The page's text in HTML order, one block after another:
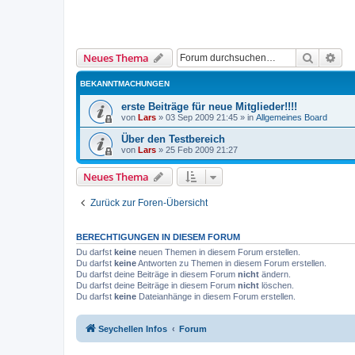
Neues Thema Suche
BEKANNTMACHUNGEN
erste Beiträge für neue Mitglieder!!!!
von Lars » 03 Sep 2009 21:45 » in Allgemeines Board
Über den Testbereich
von Lars » 25 Feb 2009 21:27
Neues Thema
Zurück zur Foren-Übersicht
BERECHTIGUNGEN IN DIESEM FORUM
Du darfst keine neuen Themen in diesem Forum erstellen.
Du darfst keineAntworten zu Themen in diesem Forum erstellen.
Du darfst deine Beiträge in diesem Forum nicht ändern.
Du darfst deine Beiträge in diesem Forum nicht löschen.
Du darfst keine Dateianhänge in diesem Forum erstellen.
Seychellen Infos Forum